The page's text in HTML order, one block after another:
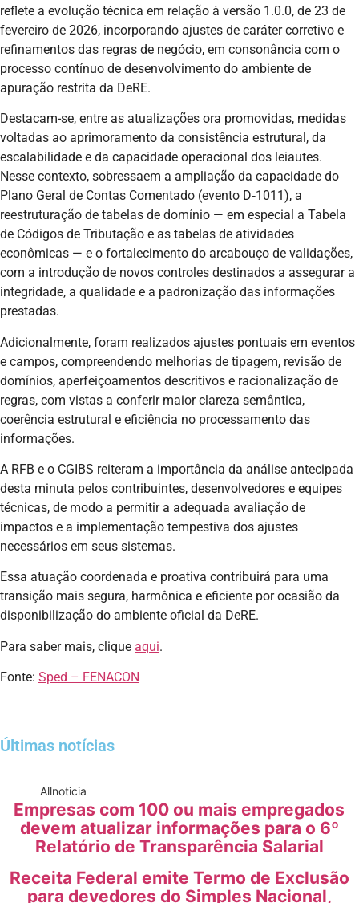
reflete a evolução técnica em relação à versão 1.0.0, de 23 de
fevereiro de 2026, incorporando ajustes de caráter corretivo e
refinamentos das regras de negócio, em consonância com o
processo contínuo de desenvolvimento do ambiente de
apuração restrita da DeRE.
Destacam-se, entre as atualizações ora promovidas, medidas
voltadas ao aprimoramento da consistência estrutural, da
escalabilidade e da capacidade operacional dos leiautes.
Nesse contexto, sobressaem a ampliação da capacidade do
Plano Geral de Contas Comentado (evento D‑1011), a
reestruturação de tabelas de domínio — em especial a Tabela
de Códigos de Tributação e as tabelas de atividades
econômicas — e o fortalecimento do arcabouço de validações,
com a introdução de novos controles destinados a assegurar a
integridade, a qualidade e a padronização das informações
prestadas.
Adicionalmente, foram realizados ajustes pontuais em eventos
e campos, compreendendo melhorias de tipagem, revisão de
domínios, aperfeiçoamentos descritivos e racionalização de
regras, com vistas a conferir maior clareza semântica,
coerência estrutural e eficiência no processamento das
informações.
A RFB e o CGIBS reiteram a importância da análise antecipada
desta minuta pelos contribuintes, desenvolvedores e equipes
técnicas, de modo a permitir a adequada avaliação de
impactos e a implementação tempestiva dos ajustes
necessários em seus sistemas.
Essa atuação coordenada e proativa contribuirá para uma
transição mais segura, harmônica e eficiente por ocasião da
disponibilização do ambiente oficial da DeRE.
Para saber mais, clique aqui.
Fonte: Sped – FENACON
Últimas notícias
Allnoticia
Empresas com 100 ou mais empregados
devem atualizar informações para o 6º
Relatório de Transparência Salarial
Receita Federal emite Termo de Exclusão
para devedores do Simples Nacional,